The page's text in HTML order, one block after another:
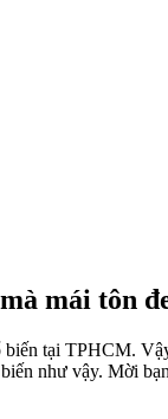
mái tôn
biến tại TPHCM.
như vậy. Mời